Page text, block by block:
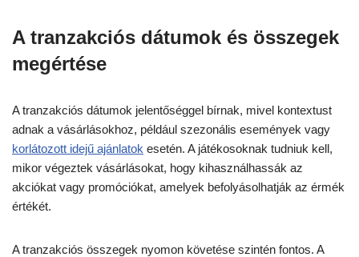
A tranzakciós dátumok és összegek
megértése
A tranzakciós dátumok jelentőséggel bírnak, mivel kontextust
adnak a vásárlásokhoz, például szezonális események vagy
korlátozott idejű ajánlatok esetén. A játékosoknak tudniuk kell,
mikor végeztek vásárlásokat, hogy kihasználhassák az
akciókat vagy promóciókat, amelyek befolyásolhatják az érmék
értékét.
A tranzakciós összegek nyomon követése szintén fontos. A